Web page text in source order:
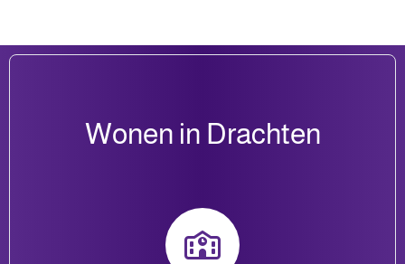
Wonen in Drachten